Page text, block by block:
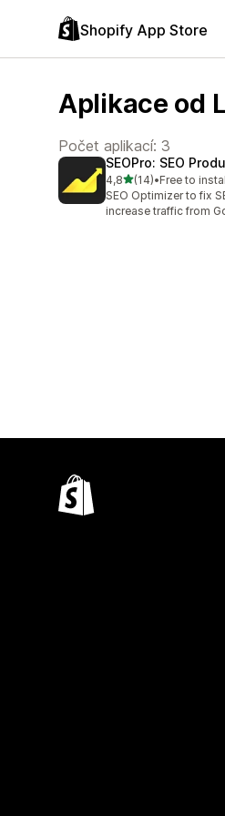
Shopify App Store
Aplikace od
Počet aplikací: 3
SEOPro: SEO
4,8z 5 hvězd
(14)
Celkový počet recenzí:
•Free to
SEO Optimizer to fix
increase traffic from